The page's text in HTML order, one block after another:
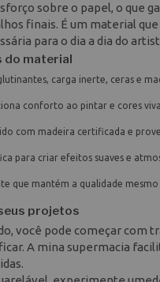
sobre o papel, o que
finais. É um material
para o dia a dia do
do material
carga inerte, ceras e
conforto ao pintar e cores
com madeira certificada e
para criar efeitos suaves e
que mantém a qualidade
projetos
você pode começar com
A mina supermacia